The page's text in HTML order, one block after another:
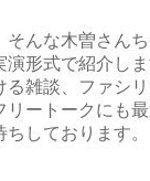
んな木曽さん
形式で紹介しま
る雑談、ファシ
ートークにも最
しております。